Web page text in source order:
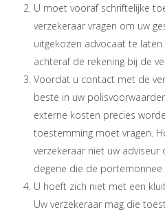
U moet vooraf schriftelijke
verzekeraar vragen om uw
uitgekozen advocaat te
achteraf de rekening bij de
Voordat u contact met de
beste in uw
externe kosten precies
toestemming moet vragen.
verzekeraar niet uw adviseur
degene die de
U hoeft zich niet met een
Uw verzekeraar mag die